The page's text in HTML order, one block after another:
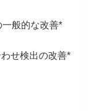
般的な改善*
せ検出の改善*